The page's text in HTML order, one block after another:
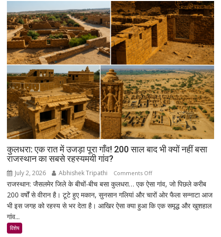
ऐतिहासिक
स्पेसवॉक:
6.5
घंटे
अंतरिक्ष
में
किया
बड़ा
मिशन,
स्पेस
स्टेशन
की
बिजली
क्षमता
कुलधरा: एक रात में उजड़ा पूरा गाँव! 200 साल बाद भी क्यों नहीं बसा
राजस्थान का सबसे रहस्यमयी गांव?
July 2, 2026 Abhishek Tripathi Comments Offon
कुलधरा:
एक
रात
राजस्थान: जैसलमेर जिले के बीचों-बीच बसा कुलधरा… एक ऐसा गांव, जो पिछले करीब
200 वर्षों से वीरान है। टूटे हुए मकान, सुनसान गलियां और चारों ओर फैला सन्नाटा आज
भी इस जगह को रहस्य से भर देता है। आखिर ऐसा क्या हुआ कि एक समृद्ध और खुशहाल
गांव...
विशेष